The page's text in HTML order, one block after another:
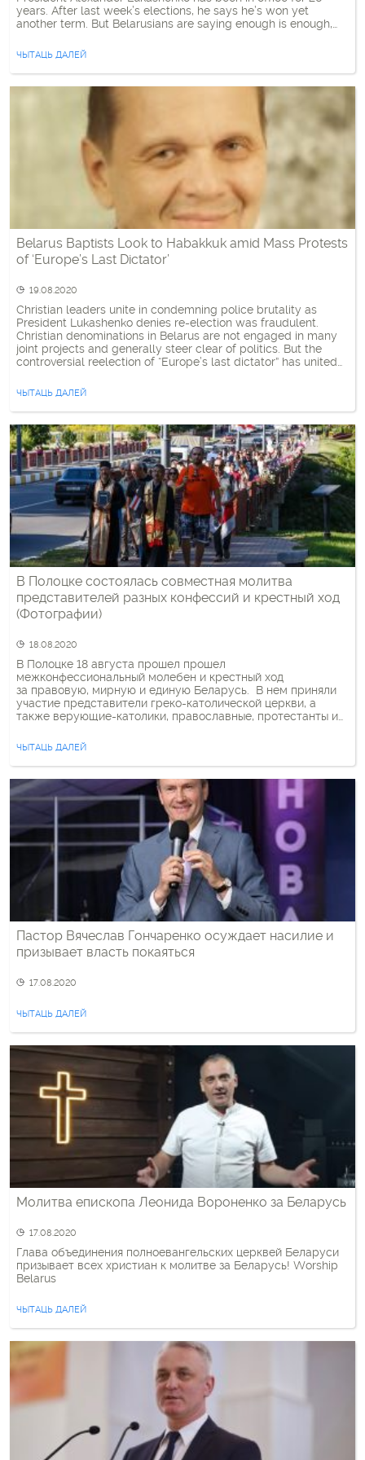
years. After last week’s elections, he says he’s won yet
another term. But Belarusians are saying enough is enough,
ЧЫТАЦЬ ДАЛЕЙ
Belarus Baptists Look to Habakkuk amid Mass Protests
of ‘Europe’s Last Dictator’
19.08.2020
Christian leaders unite in condemning police brutality as
President Lukashenko denies re-election was fraudulent.
Christian denominations in Belarus are not engaged in many
joint projects and generally steer clear of politics. But the
controversial reelection of “Europe’s last dictator” has united
has been embroiled in […]
ЧЫТАЦЬ ДАЛЕЙ
В Полоцке состоялась совместная молитва
представителей разных конфессий и крестный ход
(Фотографии)
18.08.2020
В Полоцке 18 августа прошел прошел
межконфессиональный молебен и крестный ход
за правовую, мирную и единую Беларусь. В нем приняли
участие представители греко-католической церкви, а
также верующие-католики, православные, протестанты и
ЧЫТАЦЬ ДАЛЕЙ
Пастор Вячеслав Гончаренко осуждает насилие и
призывает власть покаяться
17.08.2020
ЧЫТАЦЬ ДАЛЕЙ
Молитва епископа Леонида Вороненко за Беларусь
17.08.2020
Глава объединения полноевангельских церквей Беларуси
призывает всех христиан к молитве за Беларусь! Worship
Belarus
ЧЫТАЦЬ ДАЛЕЙ